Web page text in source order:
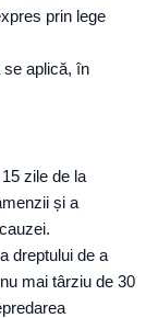
prin lege
se aplică, în
zile de la
și a
dreptului de a
mai târziu de 30